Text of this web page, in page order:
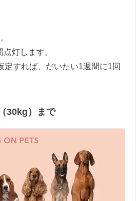
灯します。
定すれば、だいたい1週間に1回
30kg）まで